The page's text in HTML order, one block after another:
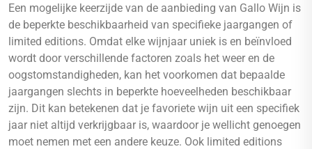
Een mogelijke keerzijde van de aanbieding van Gallo Wijn is
de beperkte beschikbaarheid van specifieke jaargangen of
limited editions. Omdat elke wijnjaar uniek is en beïnvloed
wordt door verschillende factoren zoals het weer en de
oogstomstandigheden, kan het voorkomen dat bepaalde
jaargangen slechts in beperkte hoeveelheden beschikbaar
zijn. Dit kan betekenen dat je favoriete wijn uit een specifiek
jaar niet altijd verkrijgbaar is, waardoor je wellicht genoegen
moet nemen met een andere keuze. Ook limited editions